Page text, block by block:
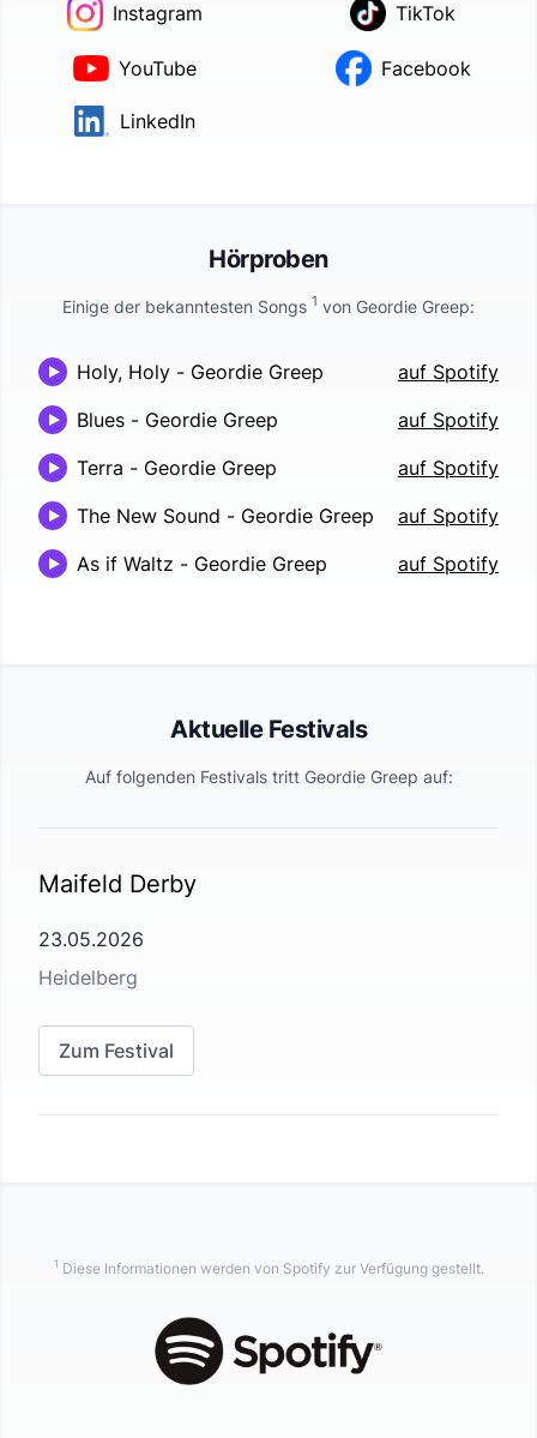
Instagram TikTok
YouTube Facebook
LinkedIn
Hörproben
Einige der bekanntesten Songs 1 von Geordie Greep:
Holy, Holy - Geordie Greep
auf Spotify
Blues - Geordie Greep
auf Spotify
Terra - Geordie Greep
auf Spotify
The New Sound - Geordie Greep
auf Spotify
As if Waltz - Geordie Greep auf Spotify
Aktuelle Festivals
Auf folgenden Festivals tritt Geordie Greep auf:
Maifeld Derby
23.05.2026
Heidelberg
Zum Festival
1 Diese Informationen werden von Spotify zur Verfügung gestellt.